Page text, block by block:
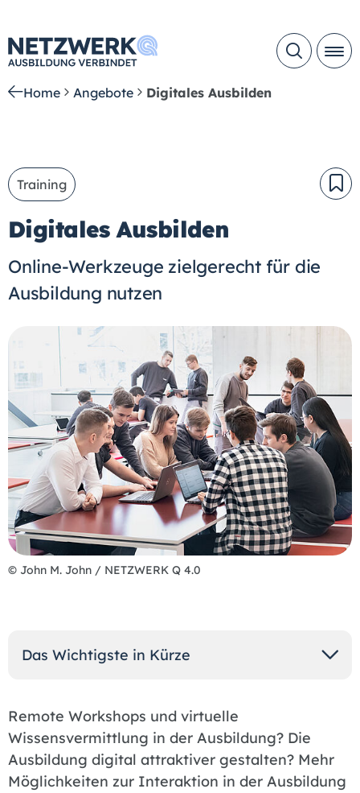
Home Angebote Digitales Ausbilden
Training
Digitales Ausbilden
Online-Werkzeuge zielgerecht für die
Ausbildung nutzen
© John M. John / NETZWERK Q 4.0
Das Wichtigste in Kürze
Remote Workshops und virtuelle
Wissensvermittlung in der Ausbildung? Die
Ausbildung digital attraktiver gestalten? Mehr
Möglichkeiten zur Interaktion in der Ausbildung